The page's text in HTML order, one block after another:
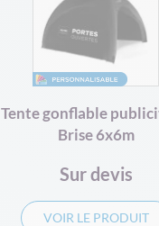
Tente gonflable
Brise 6x6m
Sur devis
VOIR LE PRODUIT